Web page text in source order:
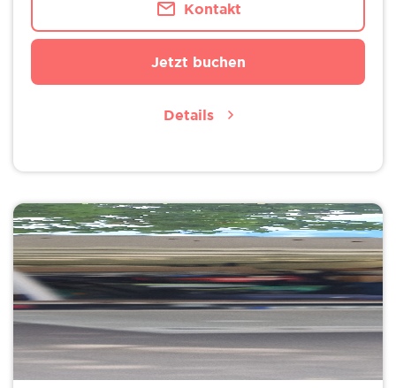
Kontakt
Jetzt buchen
Details